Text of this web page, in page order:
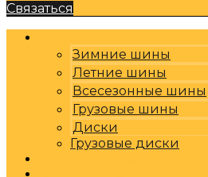
Связаться
Зимние шины
Летние шины
Всесезонные шины
Грузовые шины
Диски
Грузовые диски